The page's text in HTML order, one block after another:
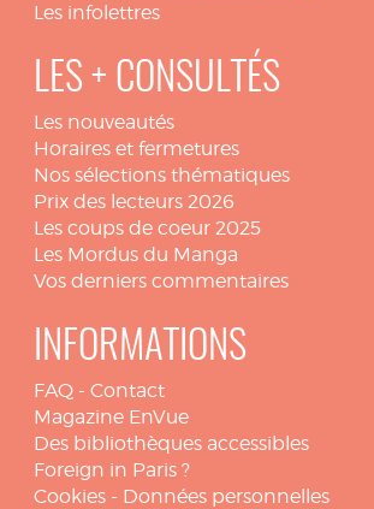
Les infolettres
LES + CONSULTÉS
Les nouveautés
Horaires et fermetures
Nos sélections thématiques
Prix des lecteurs 2026
Les coups de coeur 2025
Les Mordus du Manga
Vos derniers commentaires
INFORMATIONS
FAQ - Contact
Magazine EnVue
Des bibliothèques accessibles
Foreign in Paris ?
Cookies - Données personnelles